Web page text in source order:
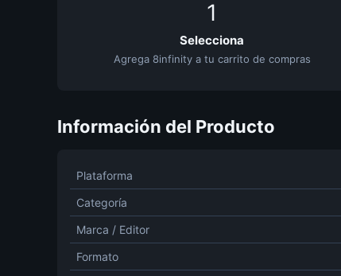
1
Selecciona
Agrega 8infinity a tu carrito de compras
Información del Producto
Plataforma
Categoría
Marca / Editor
Formato